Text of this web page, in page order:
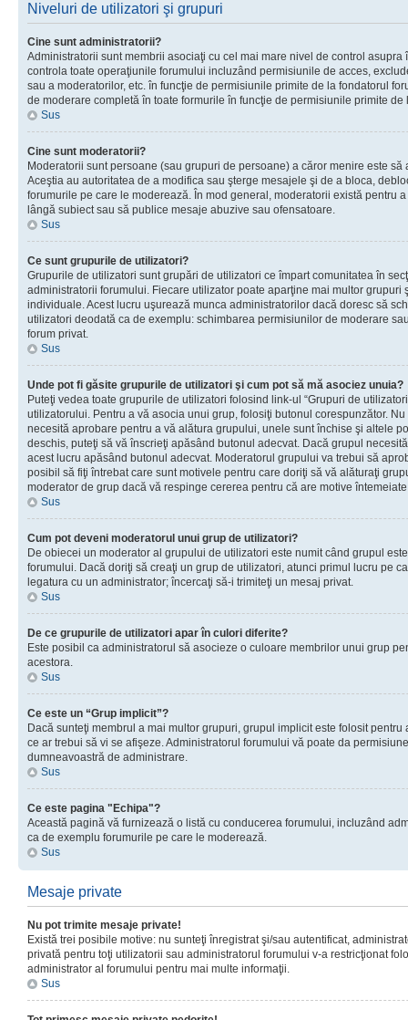
Niveluri de utilizatori şi grupuri
Cine sunt administratorii?
Administratorii sunt membrii asociaţi cu cel mai mare nivel de control asupra
controla toate operaţiunile forumului incluzând permisiunile de acces,
sau a moderatorilor, etc. în funcţie de permisiunile primite de la fondatorul
de moderare completă în toate formurile în funcţie de permisiunile primite de
Sus
Cine sunt moderatorii?
Moderatorii sunt persoane (sau grupuri de persoane) a căror menire este
Aceştia au autoritatea de a modifica sau şterge mesajele şi de a bloca,
forumurile pe care le moderează. În mod general, moderatorii există pentru
lângă subiect sau să publice mesaje abuzive sau ofensatoare.
Sus
Ce sunt grupurile de utilizatori?
Grupurile de utilizatori sunt grupări de utilizatori ce împart comunitatea în
administratorii forumului. Fiecare utilizator poate aparţine mai multor grupuri
individuale. Acest lucru uşurează munca administratorilor dacă doresc să
utilizatori deodată ca de exemplu: schimbarea permisiunilor de moderare
forum privat.
Sus
Unde pot fi găsite grupurile de utilizatori şi cum pot să mă asociez unuia?
Puteţi vedea toate grupurile de utilizatori folosind link-ul “Grupuri de
utilizatorului. Pentru a vă asocia unui grup, folosiţi butonul corespunzător.
necesită aprobare pentru a vă alătura grupului, unele sunt închise şi altele
deschis, puteţi să vă înscrieţi apăsând butonul adecvat. Dacă grupul
acest lucru apăsând butonul adecvat. Moderatorul grupului va trebui să
posibil să fiţi întrebat care sunt motivele pentru care doriţi să vă alăturaţi
moderator de grup dacă vă respinge cererea pentru că are motive
Sus
Cum pot deveni moderatorul unui grup de utilizatori?
De obiecei un moderator al grupului de utilizatori este numit când grupul
forumului. Dacă doriţi să creaţi un grup de utilizatori, atunci primul lucru pe
legatura cu un administrator; încercaţi să-i trimiteţi un mesaj privat.
Sus
De ce grupurile de utilizatori apar în culori diferite?
Este posibil ca administratorul să asocieze o culoare membrilor unui grup
acestora.
Sus
Ce este un “Grup implicit”?
Dacă sunteţi membrul a mai multor grupuri, grupul implicit este folosit
ce ar trebui să vi se afişeze. Administratorul forumului vă poate da
dumneavoastră de administrare.
Sus
Ce este pagina "Echipa"?
Această pagină vă furnizează o listă cu conducerea forumului, incluzând
ca de exemplu forumurile pe care le moderează.
Sus
Mesaje private
Nu pot trimite mesaje private!
Există trei posibile motive: nu sunteţi înregistrat şi/sau autentificat,
privată pentru toţi utilizatorii sau administratorul forumului v-a restricţionat
administrator al forumului pentru mai multe informaţii.
Sus